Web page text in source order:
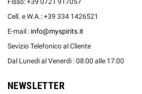
Fisso: +39 0721 917057
Cell. e W.A.: +39 334 1426521
E-mail : info@myspirits.it
Sevizio Telefonico al Cliente
Dal Lunedi al Venerdì : 08:00 alle 17:00
NEWSLETTER